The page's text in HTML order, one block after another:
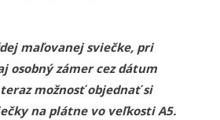
maľovanej sviečke, pri
osobný zámer cez dátum
možnosť objednať si
na plátne vo veľkosti A5.